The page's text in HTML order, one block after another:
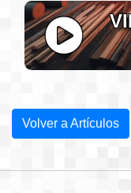
Volver a Artículos